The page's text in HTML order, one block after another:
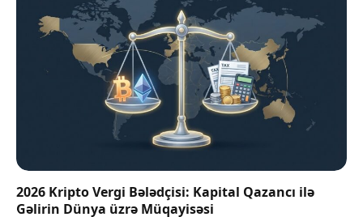
2026 Kripto Vergi Bələdçisi: Kapital Qazancı ilə
Gəlirin Dünya üzrə Müqayisəsi